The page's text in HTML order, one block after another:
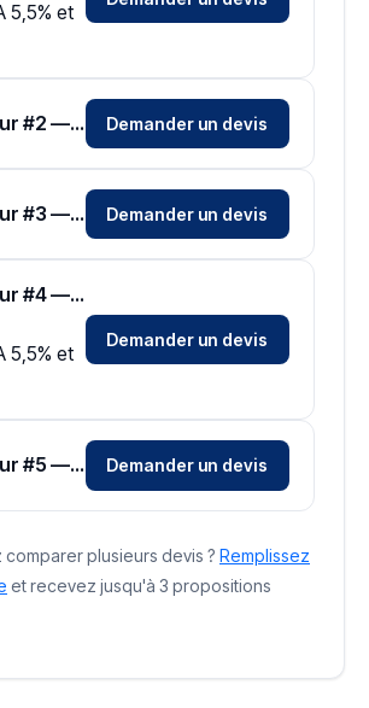
5,5% et
Installateur #2 — Zone Haute-Garonne Demander un devis
Installateur #3 — Zone Haute-Garonne Demander un devis
Installateur #4 — Zone Haute-Garonne
5,5% et
Demander un devis
Installateur #5 — Zone Haute-Garonne Demander un devis
comparer plusieurs devis ? Remplissez
et recevez jusqu'à 3 propositions